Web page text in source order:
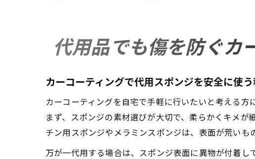
代用品でも傷を防ぐカ
カーコーティングで代用スポンジを安全に使
カーコーティングを自宅で手軽に行いたいと考える方
まず、スポンジの素材選びが大切で、柔らかくキメ
チン用スポンジやメラミンスポンジは、表面が荒いも
万が一代用する場合は、スポンジ表面に異物が付着